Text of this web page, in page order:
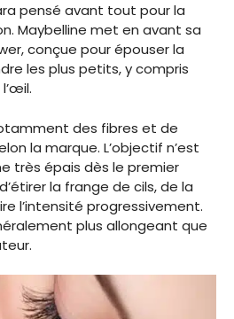
pensé avant tout pour la
Maybelline met en avant sa
conçue pour épouser la
les plus petits, y compris
des fibres et de
la marque. L’objectif n’est
très épais dès le premier
la frange de cils, de la
l’intensité progressivement.
plus allongeant que